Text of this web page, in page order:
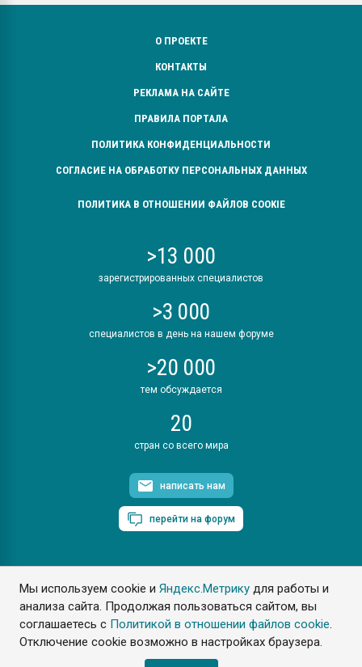
Мы используем cookie иЯндекс.Метрику для работы и
анализа сайта. Продолжая пользоваться сайтом, вы
соглашаетесь с Политикой в отношении файлов cookie.
Отключение cookie возможно в настройках браузера.
О ПРОЕКТЕ
КОНТАКТЫ
РЕКЛАМА НА САЙТЕ
ПРАВИЛА ПОРТАЛА
ПОЛИТИКА КОНФИДЕНЦИАЛЬНОСТИ
СОГЛАСИЕ НА ОБРАБОТКУ ПЕРСОНАЛЬНЫХ ДАННЫХ
ПОЛИТИКА В ОТНОШЕНИИ ФАЙЛОВ COOKIE
>13 000
зарегистрированных специалистов
>3 000
специалистов в день на нашем форуме
>20 000
тем обсуждается
20
стран со всего мира
написать нам
перейти на форум
ПластЭксперт © 2006. Все права защищены
Разрешается копирование материалов сайта с обязательной
ссылкой на www.e-plastic.ru
Разработка сайта